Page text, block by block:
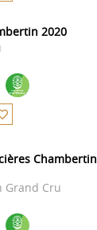
2020
Chambertin
Grand Cru